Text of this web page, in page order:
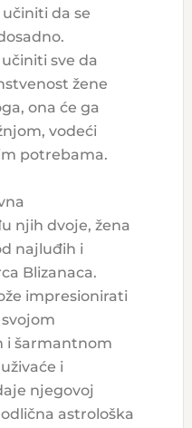
da se
sve da
žene
ona će ga
vodeći
potrebama.
njih dvoje, žena
najluđih i
Blizanaca.
impresionirati
i šarmantnom
i
njegovoj
astrološka